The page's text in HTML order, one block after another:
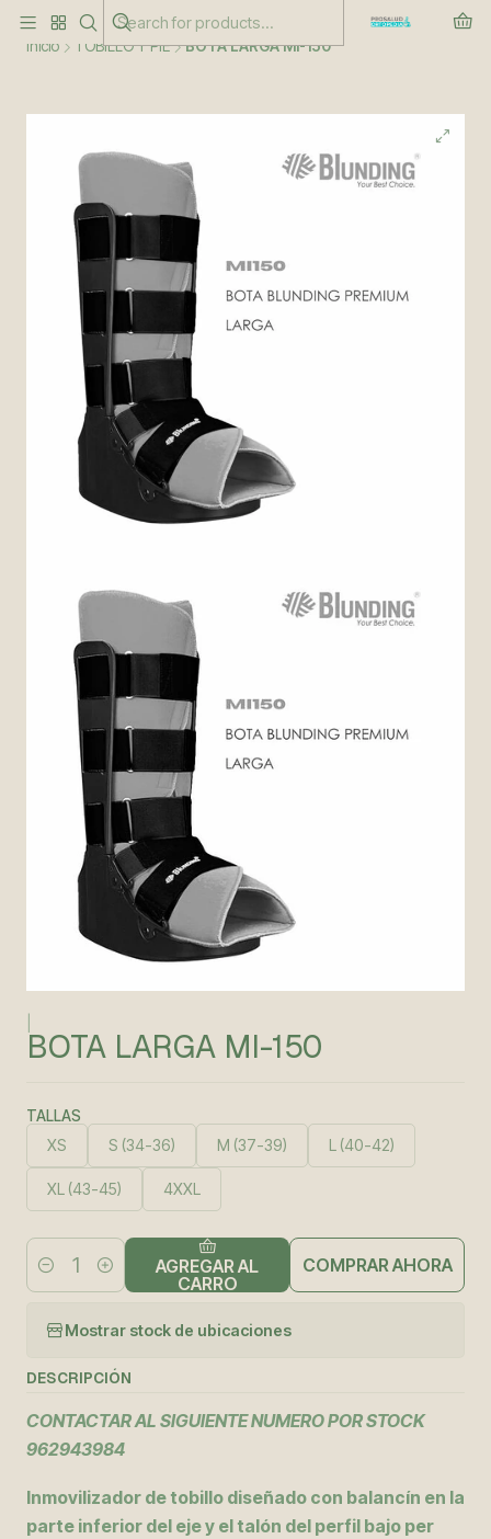
Inicio TOBILLO Y PIE BOTA LARGA MI-150
BOTA LARGA MI-150
TALLAS
XS S (34-36) M (37-39) L (40-42)
XL (43-45) 4XXL
Cantidad
AGREGAR AL
CARRO
COMPRAR AHORA
Mostrar stock de ubicaciones
DESCRIPCIÓN
CONTACTAR AL SIGUIENTE NUMERO POR STOCK
962943984
Inmovilizador de tobillo diseñado con balancín en la
parte inferior del eje y el talón del perfil bajo per